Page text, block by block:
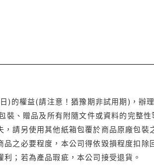
)的權益(請注意！猶豫期非試用期)，辦
、贈品及所有附隨文件或資料的完整性
請另使用其他紙箱包覆於商品原廠包裝
之必要程度，本公司得依毀損程度扣
；若為產品瑕疵，本公司接受退貨。